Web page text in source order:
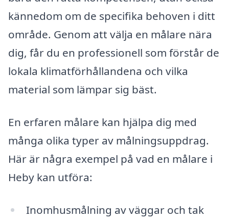
kännedom om de specifika behoven i ditt
område. Genom att välja en målare nära
dig, får du en professionell som förstår de
lokala klimatförhållandena och vilka
material som lämpar sig bäst.
En erfaren målare kan hjälpa dig med
många olika typer av målningsuppdrag.
Här är några exempel på vad en målare i
Heby kan utföra:
Inomhusmålning av väggar och tak